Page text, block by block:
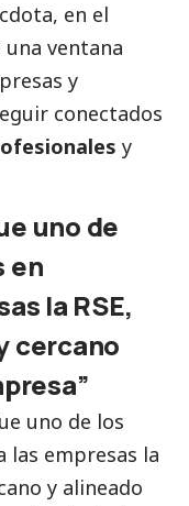
en el
una ventana
y
conectados
y
uno de
en
la RSE,
cercano
uno de los
las empresas la
y alineado